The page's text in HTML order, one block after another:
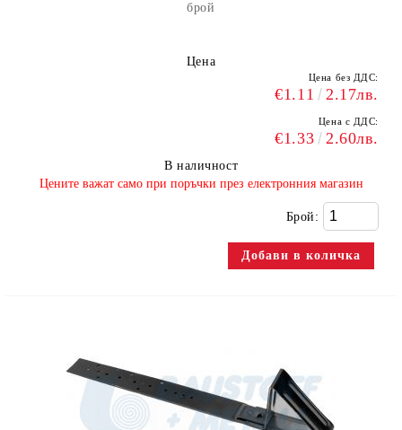
брой
Цена
Цена без ДДС:
€1.11 2.17лв.
Цена с ДДС:
€1.33 2.60лв.
В наличност
​Цените важат само при поръчки през електронния магазин
Брой: